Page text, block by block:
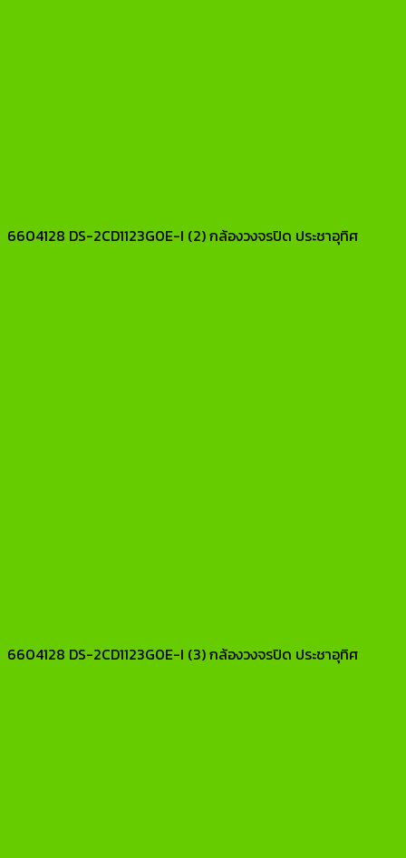
6604128 DS-2CD1123G0E-I (2) กล้องวงจรปิด ประชาอุทิศ
6604128 DS-2CD1123G0E-I (3) กล้องวงจรปิด ประชาอุทิศ